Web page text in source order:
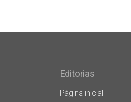
Editorias
Página inicial